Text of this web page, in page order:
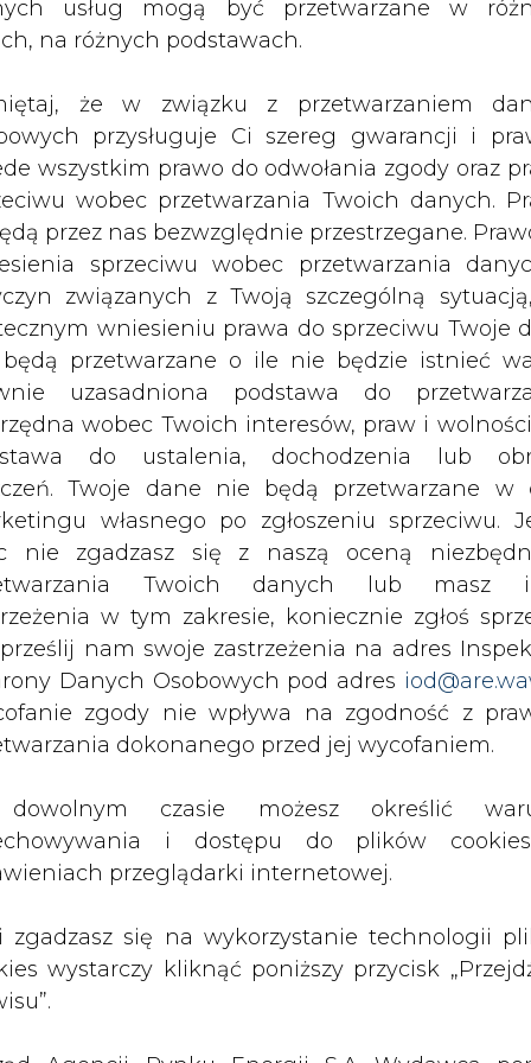
usług mogą być przetwarzane w
na różnych podstawach.
że w związku z przetwarzaniem
przysługuje Ci szereg gwarancji i
wszystkim prawo do odwołania zgody oraz
wobec przetwarzania Twoich danych.
przez nas bezwzględnie przestrzegane.
sprzeciwu wobec przetwarzania
związanych z Twoją szczególną
wniesieniu prawa do sprzeciwu Twoje
przetwarzane o ile nie będzie istnieć
uzasadniona podstawa do
wobec Twoich interesów, praw i
do ustalenia, dochodzenia lub
Twoje dane nie będą przetwarzane w
własnego po zgłoszeniu sprzeciwu.
nie zgadzasz się z naszą oceną
Twoich danych lub masz
w tym zakresie, koniecznie zgłoś
prześlij nam swoje zastrzeżenia na adres
Danych Osobowych pod adres
zgody nie wpływa na zgodność z
dokonanego przed jej wycofaniem.
czasie możesz określić
i dostępu do plików
przeglądarki internetowej.
zgadzasz się na wykorzystanie technologii
wystarczy kliknąć poniższy przycisk
mówią pracownicy ZKE.- I nie ma to
rewanż.
wynikiem zwolnienia obecnego prezesa z
stanowiska, swoje posady stracili m.in.
kierownicza Biura Zarządu, a także prezes
w Krasnobrodzie.
RZE w Jarosławiu, RZE w Przemyślu i
innych szefów spółek zależnych.
inteligencji. Wydawca portalu CIRE zgadza się na
publikacji do szkoleń treningowych LLM.
PODPIS
Przesłanie komentarza oznacza akceptację zasad korzystania
z portalu cire.pl